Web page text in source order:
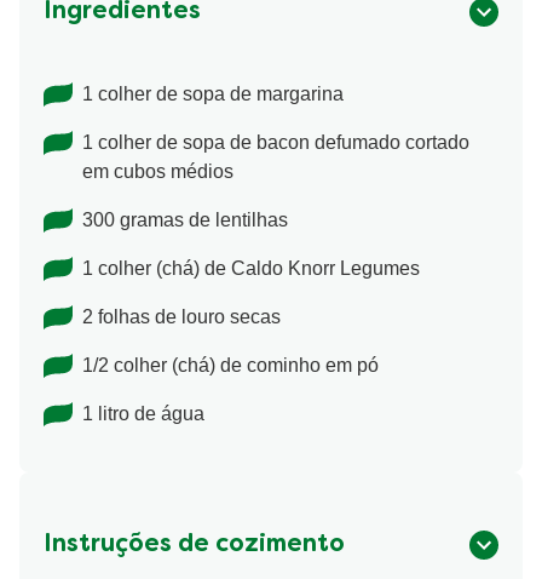
Ingredientes
1 colher de sopa de margarina
1 colher de sopa de bacon defumado cortado
em cubos médios
300 gramas de lentilhas
1 colher (chá) de Caldo Knorr Legumes
2 folhas de louro secas
1/2 colher (chá) de cominho em pó
1 litro de água
Instruções de cozimento